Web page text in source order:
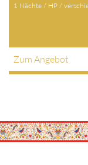
1 Nächte / HP /
Zum Angebot